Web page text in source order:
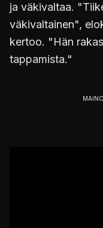
ja väkivaltaa.
väkivaltainen",
kertoo. "Hän
tappamista."